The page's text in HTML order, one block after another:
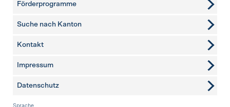
Förderprogramme
Suche nach Kanton
weitere Seiten
Kontakt
Impressum
Datenschutz
Sprache